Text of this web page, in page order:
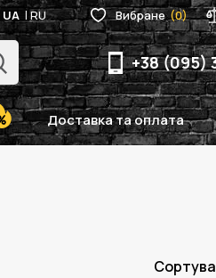
UA RU Вибране (0)
+38 (095)
Доставка та оплата